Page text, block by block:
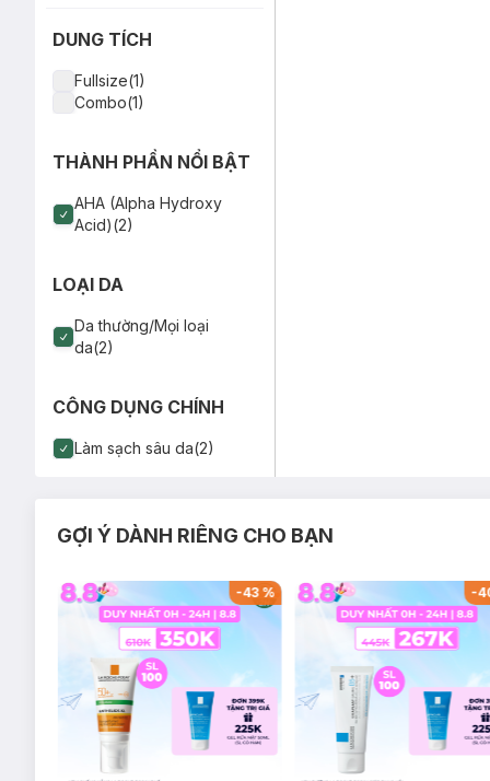
DUNG TÍCH
Fullsize(1)
Combo(1)
THÀNH PHẦN NỔI BẬT
AHA (Alpha Hydroxy
Acid)(2)
LOẠI DA
Da thường/Mọi loại
da(2)
CÔNG DỤNG CHÍNH
Làm sạch sâu da(2)
GỢI Ý DÀNH RIÊNG CHO BẠN
-43% -